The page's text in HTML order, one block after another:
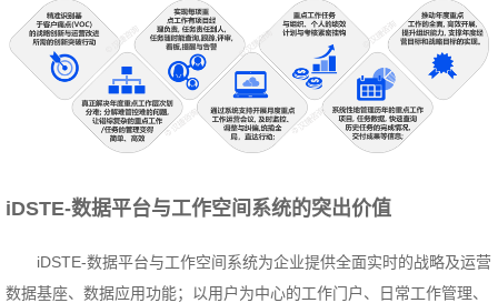
iDSTE-数据平台与工作空间系统的突出价值
iDSTE-数据平台与工作空间系统为企业提供全面实时的战略及运营
数据基座、数据应用功能；以用户为中心的工作门户、日常工作管理、